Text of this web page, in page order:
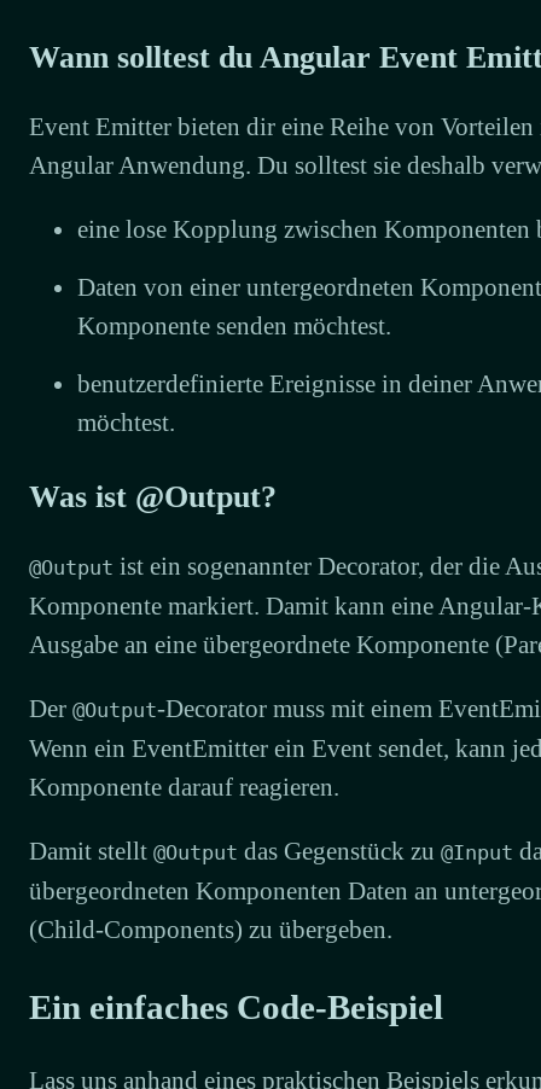
Wann solltest du Angular Event
Event Emitter bieten dir eine Reihe von
Angular Anwendung. Du solltest sie deshalb
eine lose Kopplung zwischen Komponenten
Daten von einer untergeordneten
Komponente senden möchtest.
benutzerdefinierte Ereignisse in deiner
möchtest.
Was ist @Output?
@Output ist ein sogenannter Decorator, der die
Komponente markiert. Damit kann eine Angular-
Ausgabe an eine übergeordnete Komponente
Der @Output-Decorator muss mit einem
Wenn ein EventEmitter ein Event sendet, kann
Komponente darauf reagieren.
Damit stellt @Output das Gegenstück zu @Input
übergeordneten Komponenten Daten an
(Child-Components) zu übergeben.
Ein einfaches Code-Beispiel
Lass uns anhand eines praktischen Beispiels